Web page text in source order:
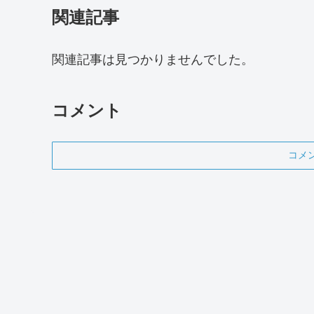
関連記事
関連記事は見つかりませんでした。
コメント
コメ